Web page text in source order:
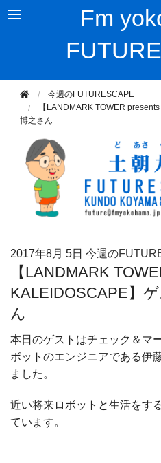
Fm
今週のFUTURESCAPE
【LANDMARK TOWER
博之さん
2017年8月 5日 今週の
【LANDMARK
KALEIDOSCAPE】
ん
本日のゲストはチェック＆マ
ボットのエンジニアである伊
ました。
近い将来ロボットと生活をす
ています。